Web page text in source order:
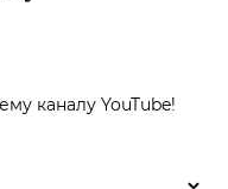
каналу YouTube!